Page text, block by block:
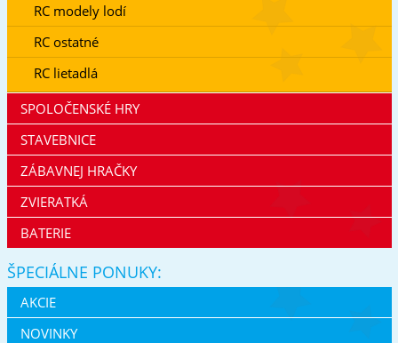
RC modely lodí
RC ostatné
RC lietadlá
SPOLOČENSKÉ HRY
STAVEBNICE
ZÁBAVNEJ HRAČKY
ZVIERATKÁ
BATERIE
ŠPECIÁLNE PONUKY:
AKCIE
NOVINKY